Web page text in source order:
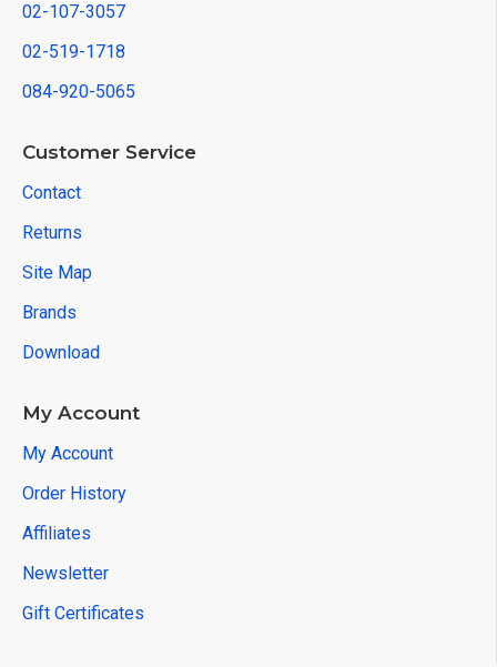
02-107-3057
02-519-1718
084-920-5065
Customer Service
Contact
Returns
Site Map
Brands
Download
My Account
My Account
Order History
Affiliates
Newsletter
Gift Certificates